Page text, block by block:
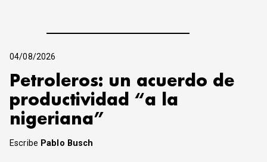
04/08/2026
Petroleros: un acuerdo de
productividad “a la
nigeriana”
Escribe Pablo Busch